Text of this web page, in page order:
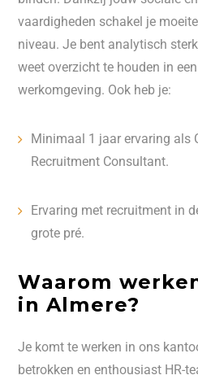
vaardigheden schakel je
niveau. Je bent analytisch
weet overzicht te houden in
werkomgeving. Ook heb je:
Minimaal 1 jaar ervaring als
Recruitment Consultant.
Ervaring met recruitment in
grote pré.
Waarom
in Almere?
Je komt te werken in ons
betrokken en enthousiast HR-